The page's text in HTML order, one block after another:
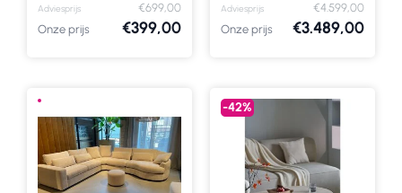
Adviesprijs
€699,00
Onze prijs
€399,00
Adviesprijs
€4.599,00
Onze prijs
€3.489,00
-42%